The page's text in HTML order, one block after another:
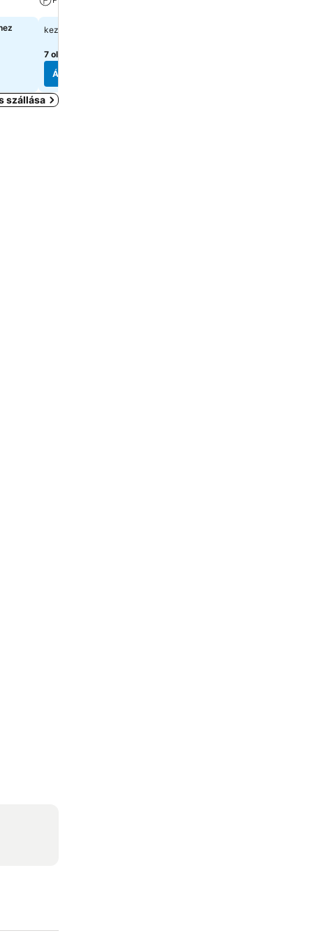
kezdőár:
7 oldal
Árak megjelenítése
szállása